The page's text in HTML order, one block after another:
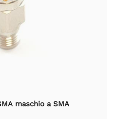
maschio a SMA